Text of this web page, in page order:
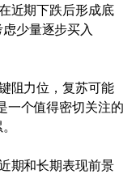
近期下跌后形成底
少量逐步买入
阻力位，复苏可能
一个值得密切关注的
期和长期表现前景